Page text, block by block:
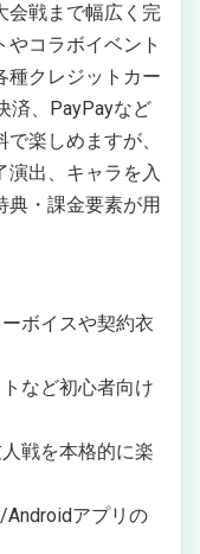
会戦まで幅広く完
コラボイベント
種クレジットカー
済、PayPayなど
楽しめますが、
演出、キャラを入
典・課金要素が用
ボイスや契約衣
など初心者向け
戦を本格的に楽
Androidアプリの